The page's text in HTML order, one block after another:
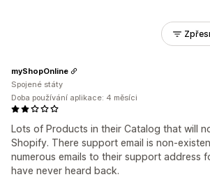
Lots of Products in their Catalog that will
Shopify. There support email is non-
numerous emails to their support address
have never heard back.
myShopOnline
Spojené státy
Doba používání aplikace: 4 měsíci